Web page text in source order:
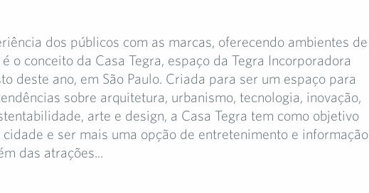
dos públicos com as marcas, oferecendo ambientes de
o conceito da Casa Tegra, espaço da Tegra Incorporadora
deste ano, em São Paulo. Criada para ser um espaço para
sobre arquitetura, urbanismo, tecnologia, inovação,
arte e design, a Casa Tegra tem como objetivo
e ser mais uma opção de entretenimento e informação
das atrações...